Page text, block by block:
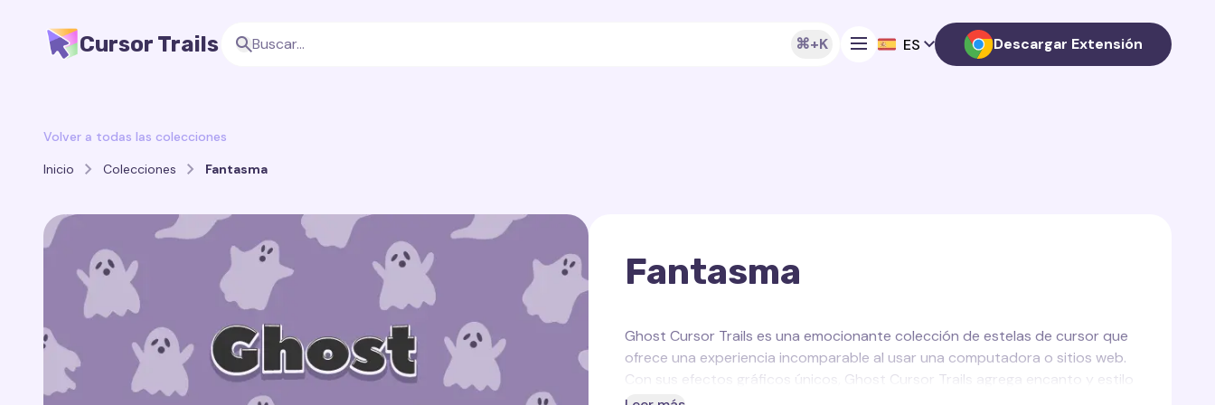
Cursor Trails ⌘+K ES Descargar Extensión
Volver a todas las colecciones
Inicio
Colecciones Fantasma
Fantasma
Ghost Cursor Trails es una emocionante colección de estelas de cursor que
ofrece una experiencia incomparable al usar una computadora o sitios web.
Con sus efectos gráficos únicos, Ghost Cursor Trails agrega encanto y estilo
a su espacio de trabajo informático.